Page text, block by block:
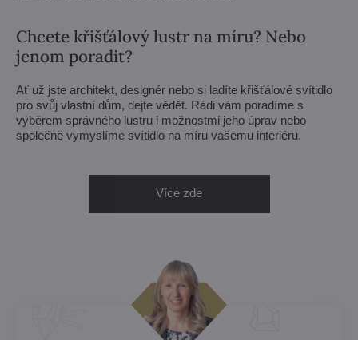
Chcete křišťálový lustr na míru? Nebo
jenom poradit?
Ať už jste architekt, designér nebo si ladíte křišťálové svítidlo
pro svůj vlastní dům, dejte vědět. Rádi vám poradíme s
výběrem správného lustru i možnostmi jeho úprav nebo
společně vymyslíme svítidlo na míru vašemu interiéru.
Více zde